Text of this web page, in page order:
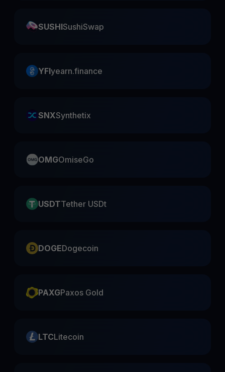
SUSHISushiSwap
YFIyearn.finance
SNXSynthetix
OMGOmiseGo
USDTTether USDt
DOGEDogecoin
PAXGPaxos Gold
LTCLitecoin